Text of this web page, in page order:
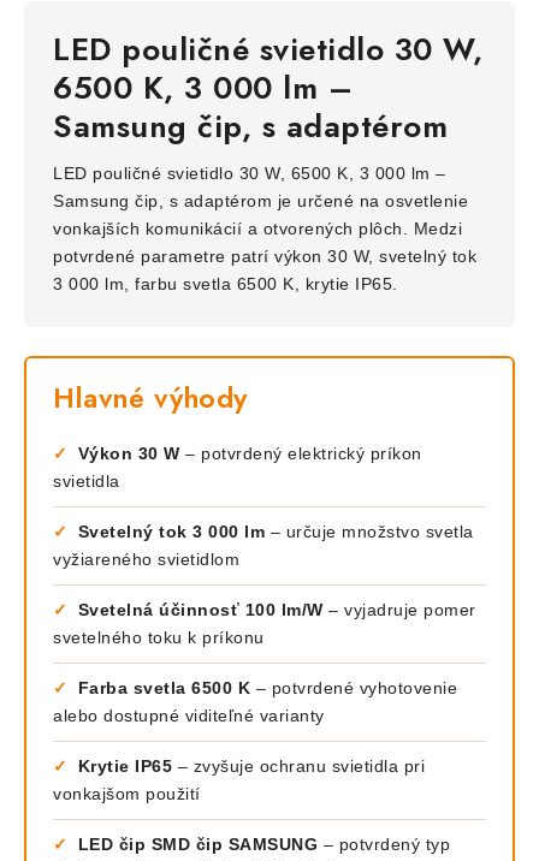
LED pouličné svietidlo 30 W,
6500 K, 3 000 lm –
Samsung čip, s adaptérom
LED pouličné svietidlo 30 W, 6500 K, 3 000 lm –
Samsung čip, s adaptérom je určené na osvetlenie
vonkajších komunikácií a otvorených plôch. Medzi
potvrdené parametre patrí výkon 30 W, svetelný tok
3 000 lm, farbu svetla 6500 K, krytie IP65.
Hlavné výhody
✓ Výkon 30 W – potvrdený elektrický príkon
svietidla
✓ Svetelný tok 3 000 lm – určuje množstvo svetla
vyžiareného svietidlom
✓ Svetelná účinnosť 100 lm/W – vyjadruje pomer
svetelného toku k príkonu
✓ Farba svetla 6500 K – potvrdené vyhotovenie
alebo dostupné viditeľné varianty
✓ Krytie IP65 – zvyšuje ochranu svietidla pri
vonkajšom použití
✓ LED čip SMD čip SAMSUNG – potvrdený typ